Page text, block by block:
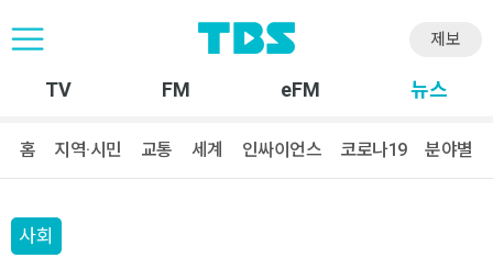
제보
TV FM eFM 뉴스
홈 지역·시민 교통 세계 인싸이언스 코로나19 분야별
사회